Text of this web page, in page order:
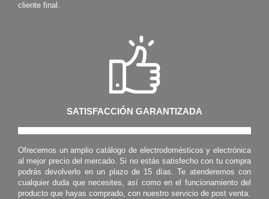
cliente final.
SATISFACCIÓN GARANTIZADA
Ofrecemos un amplio catálogo de electrodomésticos y electrónica
al mejor precio del mercado. Si no estás satisfecho con tu compra
podrás devolverlo en un plazo de 15 días. Te atenderemos con
cualquier duda que necesites, así como en el funcionamiento del
producto que hayas comprado, con nuestro servicio de post venta.